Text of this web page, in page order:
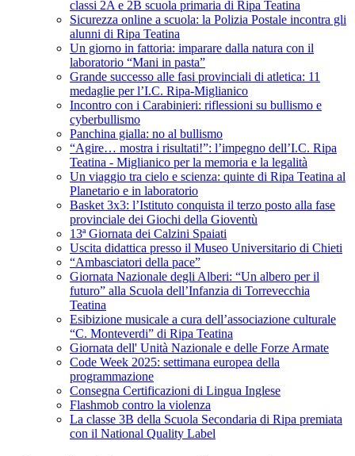
classi 2A e 2B scuola primaria di Ripa Teatina
Sicurezza online a scuola: la Polizia Postale incontra gli
alunni di Ripa Teatina
Un giorno in fattoria: imparare dalla natura con il
laboratorio “Mani in pasta”
Grande successo alle fasi provinciali di atletica: 11
medaglie per l’I.C. Ripa-Miglianico
Incontro con i Carabinieri: riflessioni su bullismo e
cyberbullismo
Panchina gialla: no al bullismo
“Agire… mostra i risultati!”: l’impegno dell’I.C. Ripa
Teatina - Miglianico per la memoria e la legalità
Un viaggio tra cielo e scienza: quinte di Ripa Teatina al
Planetario e in laboratorio
Basket 3x3: l’Istituto conquista il terzo posto alla fase
provinciale dei Giochi della Gioventù
13ª Giornata dei Calzini Spaiati
Uscita didattica presso il Museo Universitario di Chieti
“Ambasciatori della pace”
Giornata Nazionale degli Alberi: “Un albero per il
futuro” alla Scuola dell’Infanzia di Torrevecchia
Teatina
Esibizione musicale a cura dell’associazione culturale
“C. Monteverdi” di Ripa Teatina
Giornata dell' Unità Nazionale e delle Forze Armate
Code Week 2025: settimana europea della
programmazione
Consegna Certificazioni di Lingua Inglese
Flashmob contro la violenza
La classe 3B della Scuola Secondaria di Ripa premiata
con il National Quality Label